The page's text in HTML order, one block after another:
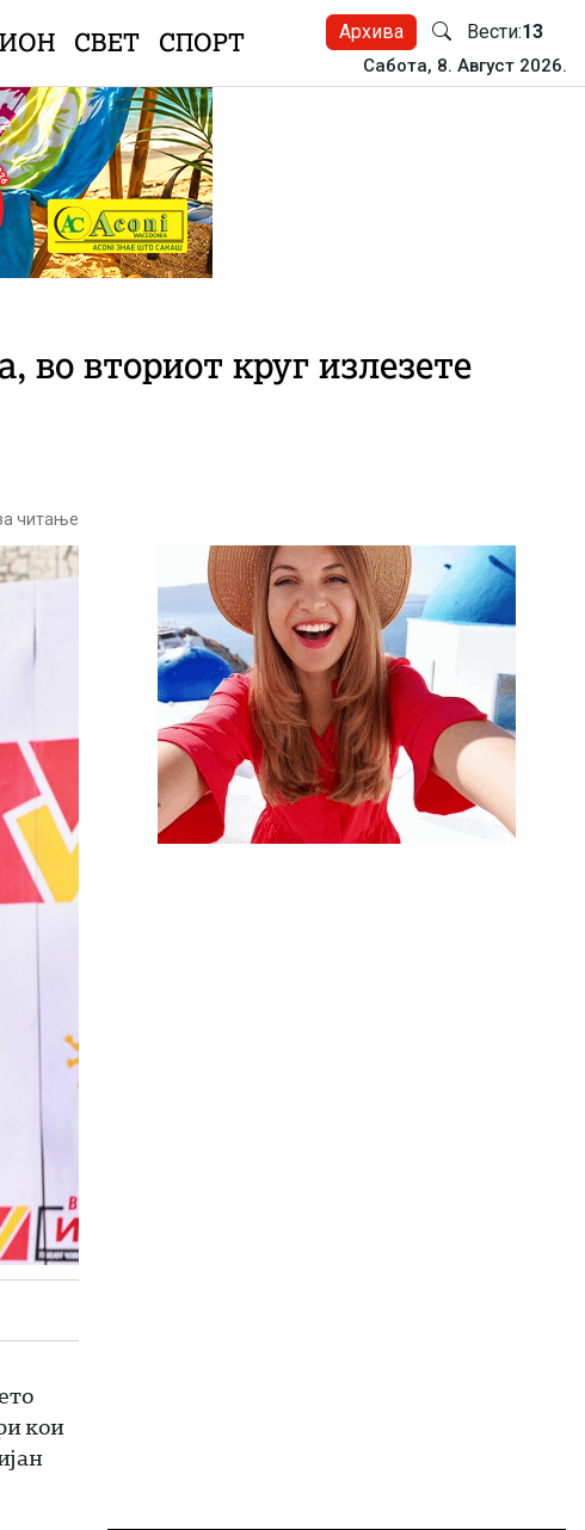
СВЕТ СПОРТ Архива Вести:13
Сабота, 8. Август 2026.
во вториот круг излезете
читање
кои